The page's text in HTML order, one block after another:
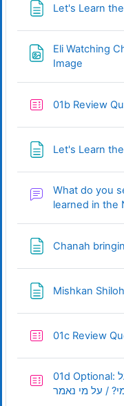
Eli Watching
Image
What do you
learned in the
Chanah
Mishkan Shiloh
01d Optional: שאלות חזרת על פרק א- מי אמר על
/ על מי נאמר